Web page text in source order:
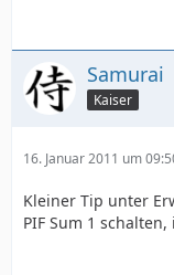
Samurai
Kaiser
16. Januar 2011 um
Kleiner Tip unter
PIF Sum 1